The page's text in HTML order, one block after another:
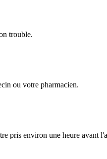
trouble.
ou votre pharmacien.
pris environ une heure avant